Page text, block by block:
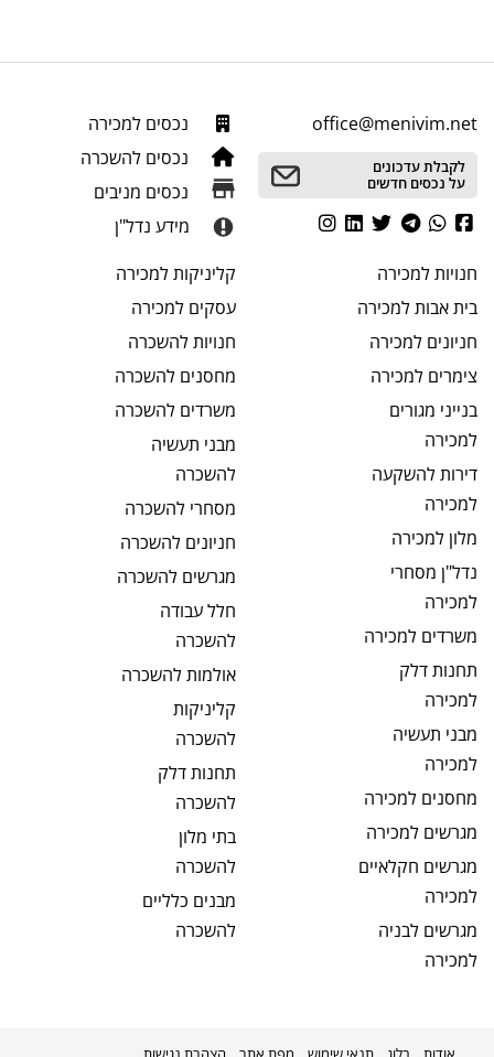
office@menivim.net
לקבלת עדכונים
על נכסים חדשים
נכסים למכירה
נכסים להשכרה
נכסים מניבים
מידע נדל"ן
חנויותלמכירה
בית אבותלמכירה
חניונים למכירה
צימרים למכירה
בנייני מגורים
למכירה
דירות להשקעה
למכירה
מלון למכירה
נדל"ן מסחרי
למכירה
משרדים למכירה
תחנות דלק
למכירה
מבני תעשיה
למכירה
מחסנים למכירה
מגרשים למכירה
מגרשים חקלאיים
למכירה
מגרשים לבניה
למכירה
קליניקותלמכירה
עסקים למכירה
חנויותלהשכרה
מחסנים להשכרה
משרדים להשכרה
מבני תעשיה
להשכרה
מסחרי להשכרה
חניונים להשכרה
מגרשים להשכרה
חלל עבודה
להשכרה
אולמותלהשכרה
קליניקות
להשכרה
תחנות דלק
להשכרה
בתי מלון
להשכרה
מבנים כלליים
להשכרה